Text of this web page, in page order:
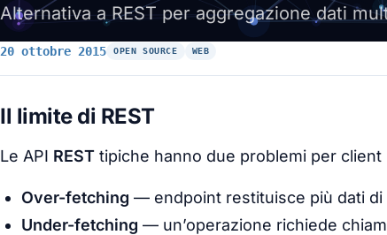
Alternativa a REST per aggregazione dati
20 ottobre 2015 OPEN SOURCE WEB
Il limite di REST
Le API REST tipiche hanno due problemi per client
Over-fetching — endpoint restituisce più dati di
Under-fetching — un’operazione richiede